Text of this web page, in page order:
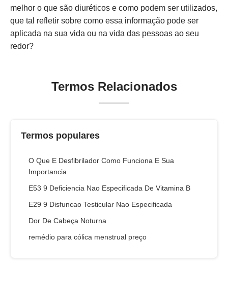
melhor o que são diuréticos e como podem ser utilizados,
que tal refletir sobre como essa informação pode ser
aplicada na sua vida ou na vida das pessoas ao seu
redor?
Termos Relacionados
Termos populares
O Que E Desfibrilador Como Funciona E Sua
Importancia
E53 9 Deficiencia Nao Especificada De Vitamina B
E29 9 Disfuncao Testicular Nao Especificada
Dor De Cabeça Noturna
remédio para cólica menstrual preço